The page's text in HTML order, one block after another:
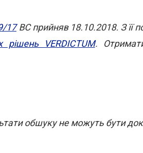
17ВС прийняв 18.10.2018. З її
рішень VERDICTUM.
обшуку не можуть бути